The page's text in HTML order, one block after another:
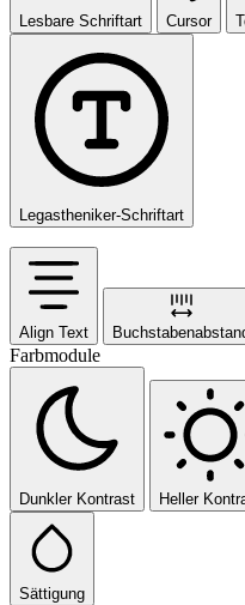
Lesbare Schriftart Cursor
Legastheniker-Schriftart
Align Text
Farbmodule
Dunkler Kontrast Heller
Sättigung